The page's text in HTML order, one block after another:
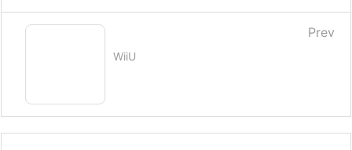
WiiU
Prev